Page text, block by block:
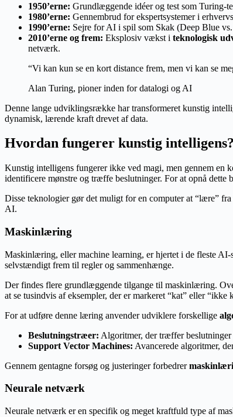
1950’erne: Grundlæggende idéer og test som Turing-
1980’erne: Gennembrud for ekspertsystemer i
1990’erne: Sejre for AI i spil som Skak (Deep Blue
2010’erne og frem: Eksplosiv vækst i teknologisk
netværk.
“Vi kan kun se en kort distance frem, men vi kan se
Alan Turing, pioner inden for datalogi og AI
Denne lange udviklingsrække har transformeret kunstig
dynamisk, lærende kraft drevet af data.
Hvordan fungerer kunstig intelligens?
Kunstig intelligens fungerer ikke ved magi, men gennem en
identificere mønstre og træffe beslutninger. For at opnå
Disse teknologier gør det muligt for en computer at “lære”
AI.
Maskinlæring
Maskinlæring, eller machine learning, er hjertet i de fleste
selvstændigt frem til regler og sammenhænge.
Der findes flere grundlæggende tilgange til maskinlæring.
at se tusindvis af eksempler, der er markeret “kat” eller
For at udføre denne læring anvender udviklere forskellige
Beslutningstræer: Algoritmer, der træffer
Support Vector Machines: Avancerede algoritmer,
Gennem gentagne forsøg og justeringer forbedrer
Neurale netværk
Neurale netværk er en specifik og meget kraftfuld type af